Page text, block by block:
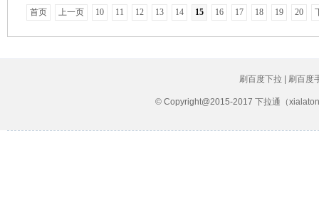
首页 上一页 10 11 12 13 14 15 16 17 18 19 20
刷百度下拉 | 刷百度
© Copyright@2015-2017 下拉通（